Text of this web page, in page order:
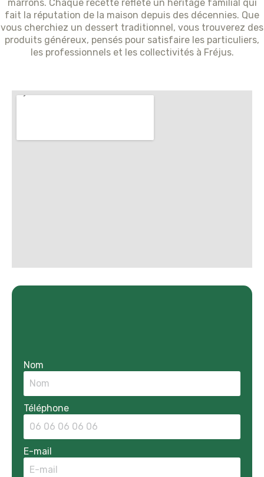
marrons. Chaque recette reflète un héritage familial qui
fait la réputation de la maison depuis des décennies. Que
vous cherchiez un dessert traditionnel, vous trouverez des
produits généreux, pensés pour satisfaire les particuliers,
les professionnels et les collectivités à Fréjus.
Nom
Téléphone
E-mail